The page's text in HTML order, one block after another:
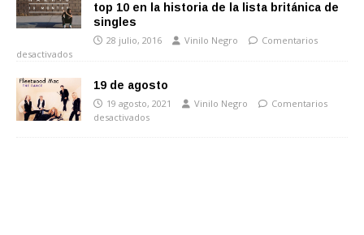
top 10 en la historia de la lista británica de
singles
28 julio, 2016 Vinilo Negro
Comentarios
desactivados
19 de agosto
19 agosto, 2021 Vinilo Negro
Comentarios
desactivados